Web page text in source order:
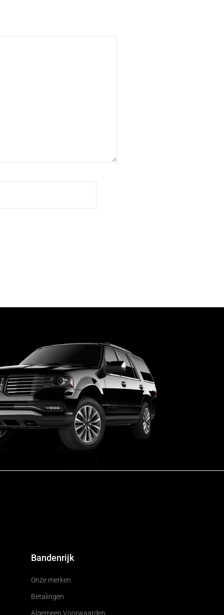
Bandenrijk
Onze merken
Betalingen
Algemeen Voorwaarden